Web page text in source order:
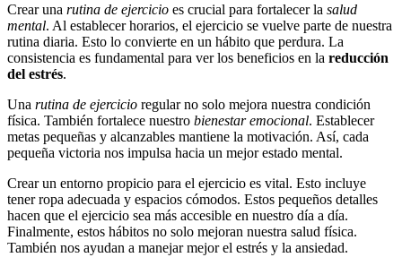
Crear una rutina de ejercicio es crucial para fortalecer la salud
mental. Al establecer horarios, el ejercicio se vuelve parte de nuestra
rutina diaria. Esto lo convierte en un hábito que perdura. La
consistencia es fundamental para ver los beneficios en la reducción
del estrés.
Una rutina de ejercicio regular no solo mejora nuestra condición
física. También fortalece nuestro bienestar emocional. Establecer
metas pequeñas y alcanzables mantiene la motivación. Así, cada
pequeña victoria nos impulsa hacia un mejor estado mental.
Crear un entorno propicio para el ejercicio es vital. Esto incluye
tener ropa adecuada y espacios cómodos. Estos pequeños detalles
hacen que el ejercicio sea más accesible en nuestro día a día.
Finalmente, estos hábitos no solo mejoran nuestra salud física.
También nos ayudan a manejar mejor el estrés y la ansiedad.